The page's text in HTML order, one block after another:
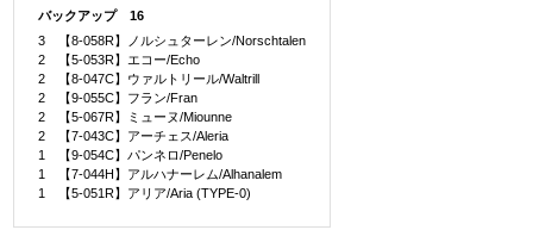
バックアップ 16
3 【8-058R】ノルシュターレン/Norschtalen
2 【5-053R】エコー/Echo
2 【8-047C】ウァルトリール/Waltrill
2 【9-055C】フラン/Fran
2 【5-067R】ミューヌ/Miounne
2 【7-043C】アーチェス/Aleria
1 【9-054C】パンネロ/Penelo
1 【7-044H】アルハナーレム/Alhanalem
1 【5-051R】アリア/Aria (TYPE-0)